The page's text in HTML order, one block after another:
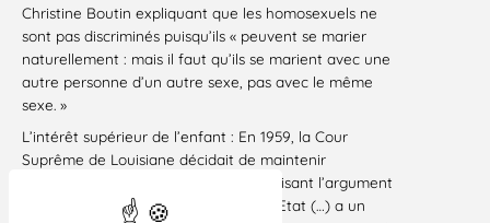
Christine Boutin expliquant que les homosexuels ne
sont pas discriminés puisqu’ils « peuvent se marier
naturellement : mais il faut qu’ils se marient avec une
autre personne d’un autre sexe, pas avec le même
sexe. »
L’intérêt supérieur de l’enfant : En 1959, la Cour
Suprême de Louisiane décidait de maintenir
l’interdiction des mariages mixtes, utilisant l’argument
de l’intérêt supérieur de l’enfant : « L’Etat (…) a un